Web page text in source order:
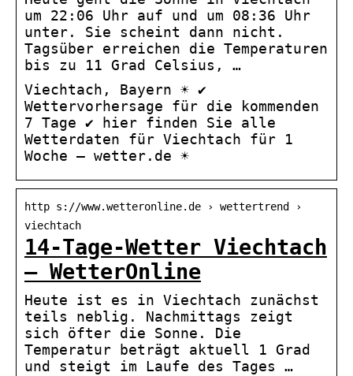
um 22:06 Uhr auf und um 08:36 Uhr
unter. Sie scheint dann nicht.
Tagsüber erreichen die Temperaturen
bis zu 11 Grad Celsius, …
Viechtach, Bayern ☀️ ✔
Wettervorhersage für die kommenden
7 Tage ✔ hier finden Sie alle
Wetterdaten für Viechtach für 1
Woche – wetter.de ☀
http s://www.wetteronline.de › wettertrend ›
viechtach
14-Tage-Wetter Viechtach
– WetterOnline
Heute ist es in Viechtach zunächst
teils neblig. Nachmittags zeigt
sich öfter die Sonne. Die
Temperatur beträgt aktuell 1 Grad
und steigt im Laufe des Tages …